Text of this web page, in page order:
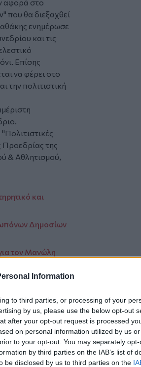
Information
to third parties, or processing of your
by us, please use the below opt-out
after your opt-out request is processed
on personal information utilized by us
to your opt-out. You may separately
by third parties on the IAB’s list of
be disclosed by us to third parties on the
αφορά στο
που θα διεξαχθεί
ενημέρωσε
και τις
Επίσης
να φέρει στο
την πολιτιστική
Προεδρίας της
& Αθλητισμού,
και
Δημοσίων
τον Μανώλη